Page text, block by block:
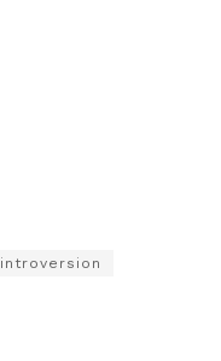
introversion